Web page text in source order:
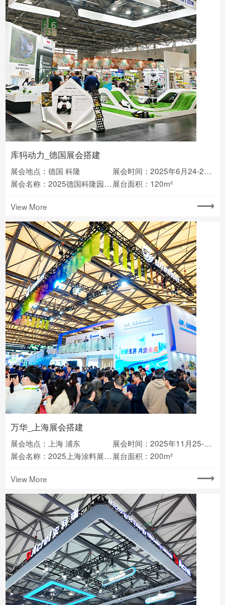
库犸动力_德国展会搭建
展会地点：德国 科隆
展会时间：2025年6月24-26日
展会名称：2025德国科隆园艺展(Spoga+gafa) 展台面积：120m²
View More
万华_上海展会搭建
展会地点：上海 浦东
展会时间：2025年11月25-27日
展会名称：2025上海涂料展Chinacoat 展台面积：200m²
View More